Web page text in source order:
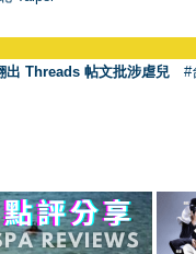
出 Threads 帖文批涉虐兒 #